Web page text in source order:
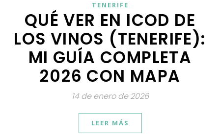
TENERIFE
QUÉ VER EN ICOD DE
LOS VINOS (TENERIFE):
MI GUÍA COMPLETA
2026 CON MAPA
14 de enero de 2026
LEER MÁS